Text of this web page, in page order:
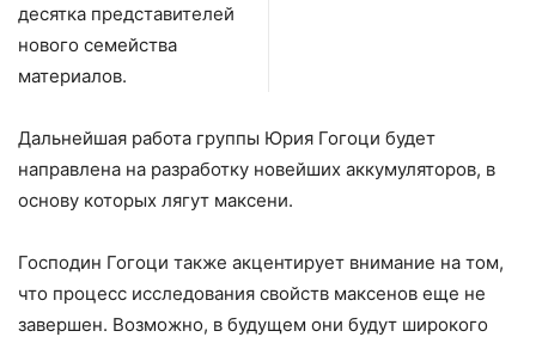
десятка представителей
нового семейства
материалов.
Дальнейшая работа группы Юрия Гогоци будет
направлена на разработку новейших аккумуляторов, в
основу которых лягут максени.
Господин Гогоци также акцентирует внимание на том,
что процесс исследования свойств максенов еще не
завершен. Возможно, в будущем они будут широкого